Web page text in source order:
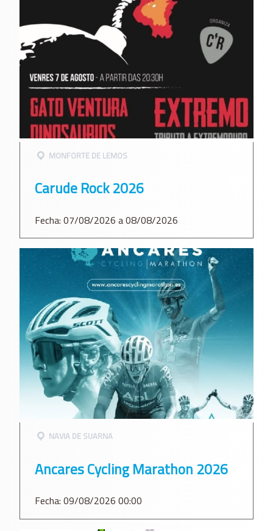
MONFORTE DE LEMOS
Carude Rock 2026
Fecha: 07/08/2026 a 08/08/2026
NAVIA DE SUARNA
Ancares Cycling Marathon 2026
Fecha: 09/08/2026 00:00